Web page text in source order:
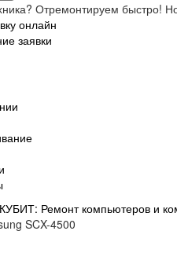
Отремонтируем быстро!
онлайн
заявки
Ремонт компьютеров и
SCX-4500